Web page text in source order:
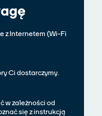
z Internetem (Wi-Fi
Ci dostarczymy.
w zależności od
się z instrukcją